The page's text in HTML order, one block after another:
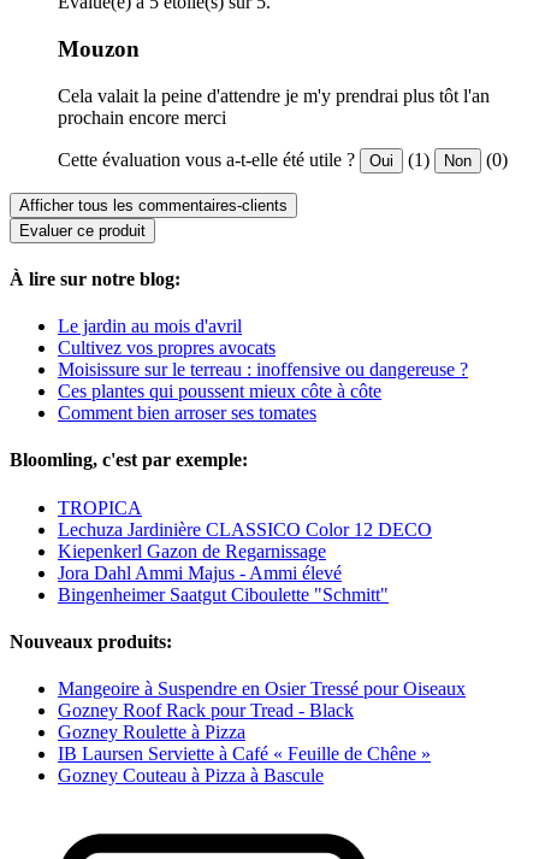
Mouzon
Cela valait la peine d'attendre je m'y prendrai plus tôt l'an
prochain encore merci
Cette évaluation vous a-t-elle été utile ? Oui (1) Non (0)
Afficher tous les commentaires-clients
Evaluer ce produit
À lire sur notre blog:
Le jardin au mois d'avril
Cultivez vos propres avocats
Moisissure sur le terreau : inoffensive ou dangereuse ?
Ces plantes qui poussent mieux côte à côte
Comment bien arroser ses tomates
Bloomling, c'est par exemple:
TROPICA
Lechuza Jardinière CLASSICO Color 12 DECO
Kiepenkerl Gazon de Regarnissage
Jora Dahl Ammi Majus - Ammi élevé
Bingenheimer Saatgut Ciboulette "Schmitt"
Nouveaux produits:
Mangeoire à Suspendre en Osier Tressé pour Oiseaux
Gozney Roof Rack pour Tread - Black
Gozney Roulette à Pizza
IB Laursen Serviette à Café « Feuille de Chêne »
Gozney Couteau à Pizza à Bascule